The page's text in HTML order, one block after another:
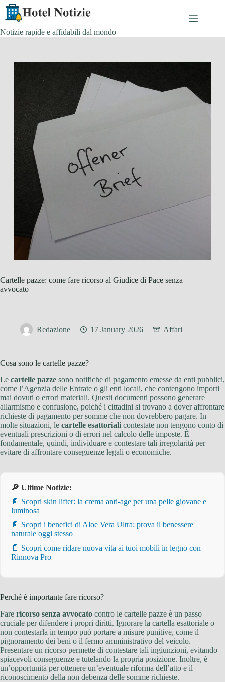
Skip
content
Notizie rapide e affidabili dal mondo
Cartelle pazze: come fare ricorso al Giudice di Pace senza
avvocato
Redazione 17 January 2026 Affari
Cosa sono le cartelle pazze?
Le cartelle pazze sono notifiche di pagamento emesse da enti pubblici,
come l’Agenzia delle Entrate o gli enti locali, che contengono importi
mai dovuti o errori materiali. Questi documenti possono generare
allarmismo e confusione, poiché i cittadini si trovano a dover affrontare
richieste di pagamento per somme che non dovrebbero pagare. In
molte situazioni, le cartelle esattoriali contestate non tengono conto di
eventuali prescrizioni o di errori nel calcolo delle imposte. È
fondamentale, quindi, individuare e contestare tali irregolarità per
evitare di affrontare conseguenze legali o economiche.
🔎 Ultime Notizie:
📄 Scopri skin lifter: la crema anti-age per una pelle giovane e
luminosa
📄 Scopri i benefici di Aloe Vera Ultra: prova il benessere
naturale oggi stesso
📄 Scopri come ridare nuova vita ai tuoi mobili in legno con
Rinnova Pro
Perché è importante fare ricorso?
Fare ricorso senza avvocato contro le cartelle pazze è un passo
cruciale per difendere i propri diritti. Ignorare la cartella esattoriale o
non contestarla in tempo può portare a misure punitive, come il
pignoramento dei beni o il fermo amministrativo del veicolo.
Presentare un ricorso permette di contestare tali ingiunzioni, evitando
spiacevoli conseguenze e tutelando la propria posizione. Inoltre, è
un’opportunità per ottenere un’eventuale riforma dell’atto e il
riconoscimento della non debenza delle somme richieste.